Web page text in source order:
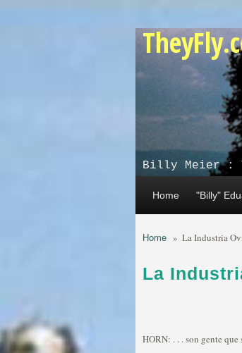
Billy Meier :
Home "Billy"
Home » La Industria
La
HORN: . . . son gente